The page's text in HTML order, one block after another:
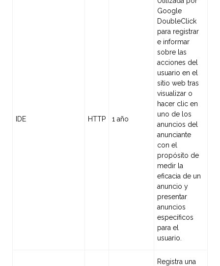
IDE HTTP 1 año
Google
DoubleClick
para registrar
e informar
sobre las
acciones del
usuario en el
sitio web tras
visualizar o
hacer clic en
uno de los
anuncios del
anunciante
con el
propósito de
medir la
eficacia de un
anuncio y
presentar
anuncios
específicos
para el
usuario.
Registra una